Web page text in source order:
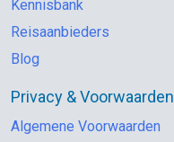
Kennisbank
Reisaanbieders
Blog
Privacy & Voorwaarden
Algemene Voorwaarden